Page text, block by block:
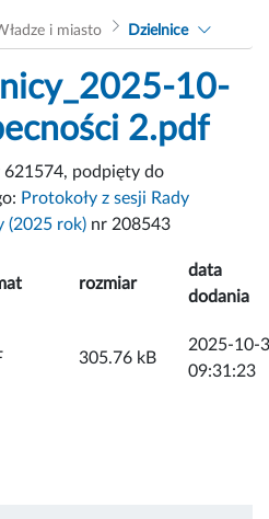
i miasto Dzielnice
10-
2.pdf
621574, podpięty do
Protokoły z sesji Rady
(2025 rok) nr 208543
rozmiar
data
dodania
ZAŁĄCZNIK305.76 kB
2025-10-
09:31:23